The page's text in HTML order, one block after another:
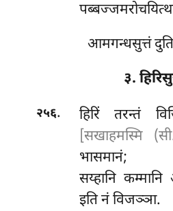
आमगन्धसुत्तं
३.
२५६. हिरिंतरन्तं
[सखाहमस्मि
भासमानं;
सय्हानि
इति नं विजञ्ञा.